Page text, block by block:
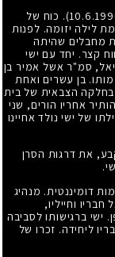
. כוח של
לילה יזומה. לפנות
מחבלים שהיתה
קצר. יחד עם ישי
סמ"ר אשל אמיר בן
בן עשרים ואחת
בחלקה הצבאית של בית
אחריו הורים, שני
של ישי נולד אחיינו
את דרגות הסרן
דומיננטית. מנהיג
וחייליו,
ישי ברגישותו לסביבה
ליחידה. זכרו של